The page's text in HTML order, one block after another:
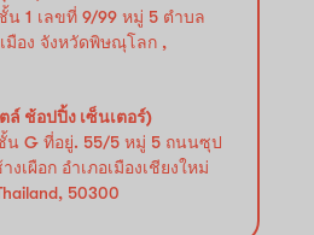
น 1 เลขที่ 9/99 หมู่ 5 ตำบล
มือง จังหวัดพิษณุโลก ,
ล์ ช้อปปิ้ง เซ็นเตอร์)
ชั้น G ที่อยู่. 55/5 หมู่ 5 ถนนซุป
งเผือก อำเภอ​เมืองเชียงใหม่
50300